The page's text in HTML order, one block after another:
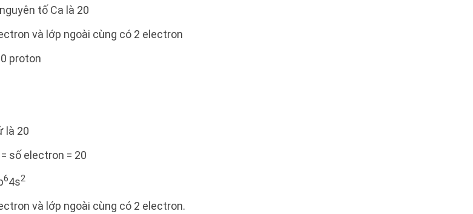
tố Ca là 20
và lớp ngoài cùng có 2 electron
proton
là 20
số electron = 20
64s2
và lớp ngoài cùng có 2 electron.